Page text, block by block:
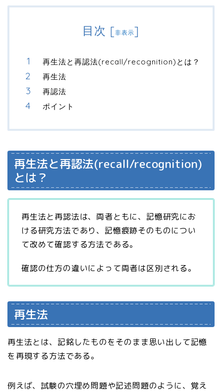
目次 [非表示]
再生法と再認法(recall/recognition)とは？
再生法
再認法
ポイント
再生法と再認法(recall/recognition)
とは？
再生法と再認法は、両者ともに、記憶研究にお
ける研究方法であり、記憶痕跡そのものについ
て改めて確認する方法である。
確認の仕方の違いによって両者は区別される。
再生法
再生法とは、記銘したものをそのまま思い出して記憶
を再現する方法である。
例えば、試験の穴埋め問題や記述問題のように、覚え